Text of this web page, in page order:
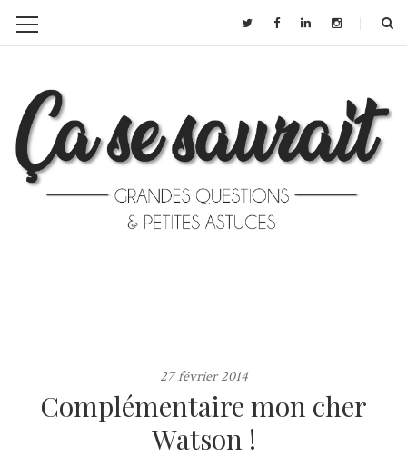
27 février 2014
Complémentaire mon cher
Watson !